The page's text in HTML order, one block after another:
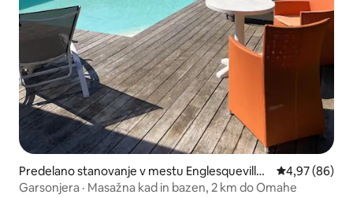
Predelano stanovanje v mestu Englesqueville-l
a-Percée
Povprečna
4,97 (86)
Garsonjera · Masažna kad in bazen, 2 km do Omahe